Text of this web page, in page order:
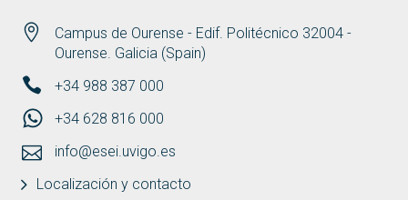
Campus de Ourense - Edif. Politécnico 32004 -
Ourense. Galicia (Spain)
+34 988 387 000
+34 628 816 000
info@esei.uvigo.es
Localización y contacto